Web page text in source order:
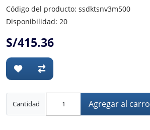
Código del producto: ssdktsnv3m500
Disponibilidad: 20
S/415.36
Cantidad Agregar al carro